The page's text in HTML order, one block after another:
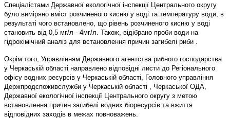
Спеціалістами Державної екологічної інспекції Центрального округу
було виміряно вміст розчиненого кисню у воді та температуру води, в
результаті чого встановлено, що рівень розчиненого кисню у воді
становить від 0,5 мг/л - 4мг/л. Також, відібрано проби води на
гідрохімічний аналіз для встановлення причин загибелі риби .
Окрім того, Управлінням Державного агентства рибного господарства
у Черкаській області направлено відповідні листи до Регіонального
офісу водних ресурсів у Черкаській області, Головного управління
Держпродспоживслужби у Черкаській області , Черкаської ОДА,
Державної екологічної інспекції Центрального округу з метою
встановлення причин загибелі водних біоресурсів та вжиття
відповідних заходів в межах повноважень.